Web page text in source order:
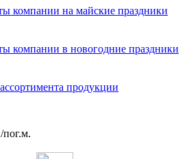
компании на майские праздники
компании в новогодние праздники
продукции
пог.м.